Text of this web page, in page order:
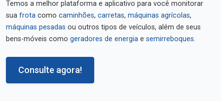
Temos a melhor plataforma e aplicativo para você monitorar
sua frota como caminhões, carretas, máquinas agrícolas,
máquinas pesadas ou outros tipos de veículos, além de seus
bens-móveis como geradores de energia e semirreboques.
Consulte agora!